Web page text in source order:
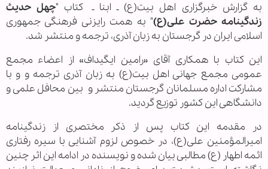
به گزارش خبرگزاری اهل بیت(ع) ـ ابنا ـ کتاب "چهل حدیث
زندگینامه حضرت علی(ع)" به همت رایزنی فرهنگی جمهوری
اسلامی ایران در گرجستان به زبان آذری، ترجمه و منتشر شد.
این کتاب با همکاری آقای «رامین ایگیداف» از اعضاء مجمع
عمومی مجمع جهانی اهل بیت(ع) به زبان آذری ترجمه و و با
مشارکت اداره مسلمانان گرجستان منتشر و بین محافل علمی و
دانشگاهی این کشور توزیع گردید.
در مقدمه این کتاب پس از ذکر مختصری از زندگینامه
امیرالمؤمنین علی(ع)، در خصوص لزوم آشنایی با سیره رفتاری
ائمه اطهار (ع) مطالبی بیان شده و نویسنده در ادامه این اثر چنین